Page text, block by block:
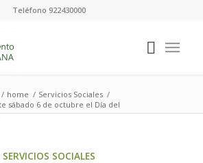
Teléfono 922430000
/ home / Servicios Sociales /
sábado 6 de octubre el Día del
SERVICIOS SOCIALES